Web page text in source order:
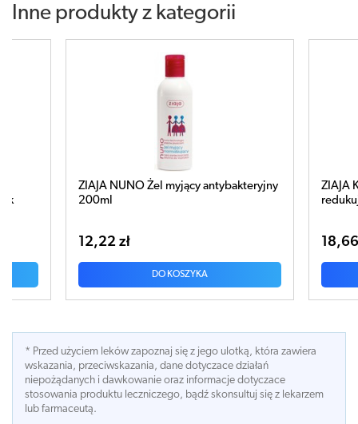
Inne produkty z kategorii
antybakteryjny
ZIAJA Kuracja oczyszczająca krem
* Przed użyciem leków zapoznaj się z jego ulotką, która zawiera
wskazania, przeciwskazania, dane dotyczace działań
niepożądanych i dawkowanie oraz informacje dotyczace
stosowania produktu leczniczego, bądź skonsultuj się z lekarzem
lub farmaceutą.